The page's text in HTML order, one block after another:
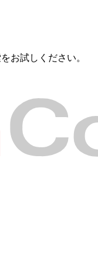
お試しください。